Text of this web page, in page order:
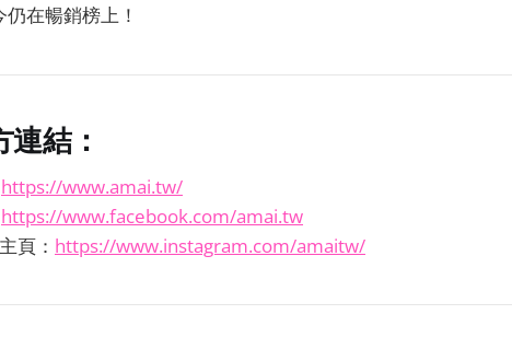
在暢銷榜上！
連結：
https://www.amai.tw/
https://www.facebook.com/amai.tw
頁： https://www.instagram.com/amaitw/